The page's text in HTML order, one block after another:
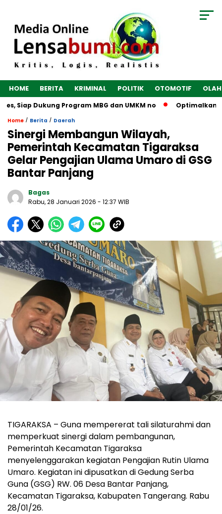
HOME BERITA KRIMINAL POLITIK OTOMOTIF
Siap Dukung Program MBG dan UMKM no Optimalkan
Home / Berita / Daerah
Sinergi Membangun Wilayah,
Pemerintah Kecamatan Tigaraksa
Gelar Pengajian Ulama Umaro di GSG
Bantar Panjang
Bagas
Rabu, 28 Januari 2026 - 12:37 WIB
‎TIGARAKSA – Guna mempererat tali silaturahmi dan
memperkuat sinergi dalam pembangunan,
Pemerintah Kecamatan Tigaraksa
menyelenggarakan kegiatan Pengajian Rutin Ulama
Umaro. Kegiatan ini dipusatkan di Gedung Serba
Guna (GSG) RW. 06 Desa Bantar Panjang,
Kecamatan Tigaraksa, Kabupaten Tangerang. Rabu
28/01/26.